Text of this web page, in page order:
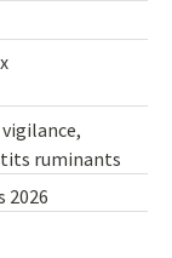
ruminants
2026